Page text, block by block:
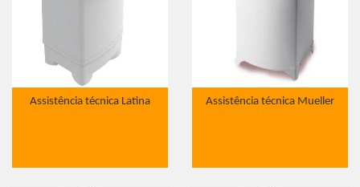
Assistência técnica Latina Assistência técnica Mueller